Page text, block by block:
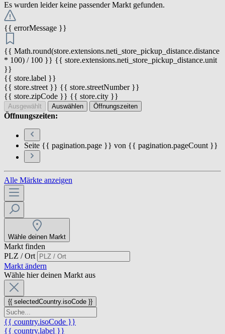
Es wurden leider keine passender Markt gefunden.
{{ errorMessage }}
{{ Math.round(store.extensions.neti_store_pickup_distance.distance
* 100) / 100 }} {{ store.extensions.neti_store_pickup_distance.unit
}}
{{ store.label }}
{{ store.street }} {{ store.streetNumber }}
{{ store.zipCode }} {{ store.city }}
Ausgewählt Auswählen Öffnungszeiten
Öffnungszeiten:
Seite {{ pagination.page }} von {{ pagination.pageCount }}
Alle Märkte anzeigen
Wähle deinen Markt
Markt finden
PLZ / Ort
Markt ändern
Wähle hier deinen Markt aus
{{ selectedCountry.isoCode }}
{{ country.isoCode }}
{{ country.label }}